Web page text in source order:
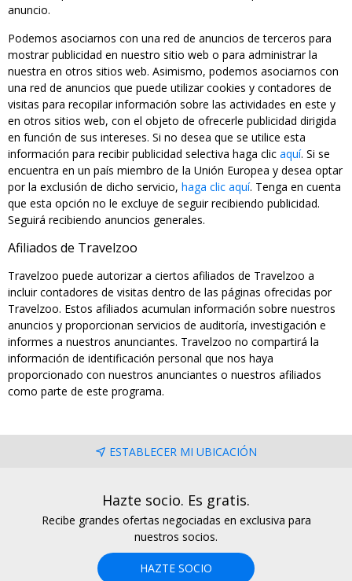
anuncio.
Podemos asociarnos con una red de anuncios de terceros para
mostrar publicidad en nuestro sitio web o para administrar la
nuestra en otros sitios web. Asimismo, podemos asociarnos con
una red de anuncios que puede utilizar cookies y contadores de
visitas para recopilar información sobre las actividades en este y
en otros sitios web, con el objeto de ofrecerle publicidad dirigida
en función de sus intereses. Si no desea que se utilice esta
información para recibir publicidad selectiva haga clic aquí. Si se
encuentra en un país miembro de la Unión Europea y desea optar
por la exclusión de dicho servicio, haga clic aquí. Tenga en cuenta
que esta opción no le excluye de seguir recibiendo publicidad.
Seguirá recibiendo anuncios generales.
Afiliados de Travelzoo
Travelzoo puede autorizar a ciertos afiliados de Travelzoo a
incluir contadores de visitas dentro de las páginas ofrecidas por
Travelzoo. Estos afiliados acumulan información sobre nuestros
anuncios y proporcionan servicios de auditoría, investigación e
informes a nuestros anunciantes. Travelzoo no compartirá la
información de identificación personal que nos haya
proporcionado con nuestros anunciantes o nuestros afiliados
como parte de este programa.
ESTABLECER MI UBICACIÓN
Hazte socio. Es gratis.
Recibe grandes ofertas negociadas en exclusiva para
nuestros socios.
HAZTE SOCIO